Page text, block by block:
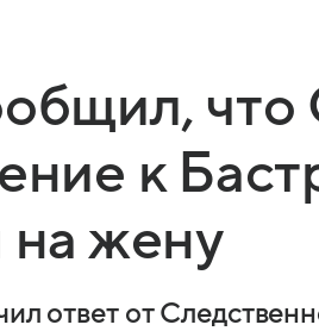
что
к
на жену
ответ от